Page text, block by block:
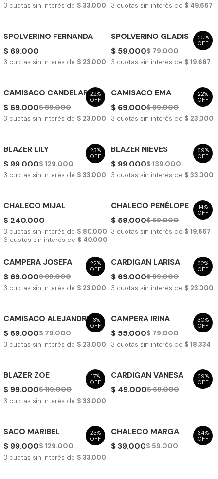
3 cuotas sin interés de $ 33.000 3 cuotas sin interés de $ 49.667
SPOLVERINO FERNANDA
$ 69.000
3 cuotas sin interés de $ 23.000
25%
OFF
SPOLVERINO GLADIS
$ 59.000$ 79.000
3 cuotas sin interés de $ 19.667
22%
OFF
CAMISACO CANDELARIA
$ 69.000$ 89.000
3 cuotas sin interés de $ 23.000
22%
OFF
CAMISACO EMA
$ 69.000$ 89.000
3 cuotas sin interés de $ 23.000
23%
OFF
BLAZER LILY
$ 99.000$ 129.000
3 cuotas sin interés de $ 33.000
29%
OFF
BLAZER NIEVES
$ 99.000$ 139.000
3 cuotas sin interés de $ 33.000
CHALECO MIJAL
$ 240.000
3 cuotas sin interés de $ 80.000
6 cuotas sin interés de $ 40.000
14%
OFF
CHALECO PENÉLOPE
$ 59.000$ 69.000
3 cuotas sin interés de $ 19.667
22%
OFF
CAMPERA JOSEFA
$ 69.000$ 89.000
3 cuotas sin interés de $ 23.000
22%
OFF
CARDIGAN LARISA
$ 69.000$ 89.000
3 cuotas sin interés de $ 23.000
13%
OFF
CAMISACO ALEJANDRINA
$ 69.000$ 79.000
3 cuotas sin interés de $ 23.000
30%
OFF
CAMPERA IRINA
$ 55.000$ 79.000
3 cuotas sin interés de $ 18.334
17%
OFF
BLAZER ZOE
$ 99.000$ 119.000
3 cuotas sin interés de $ 33.000
29%
OFF
CARDIGAN VANESA
$ 49.000$ 69.000
23%
OFF
SACO MARIBEL
$ 99.000$ 129.000
3 cuotas sin interés de $ 33.000
34%
OFF
CHALECO MARGA
$ 39.000$ 59.000